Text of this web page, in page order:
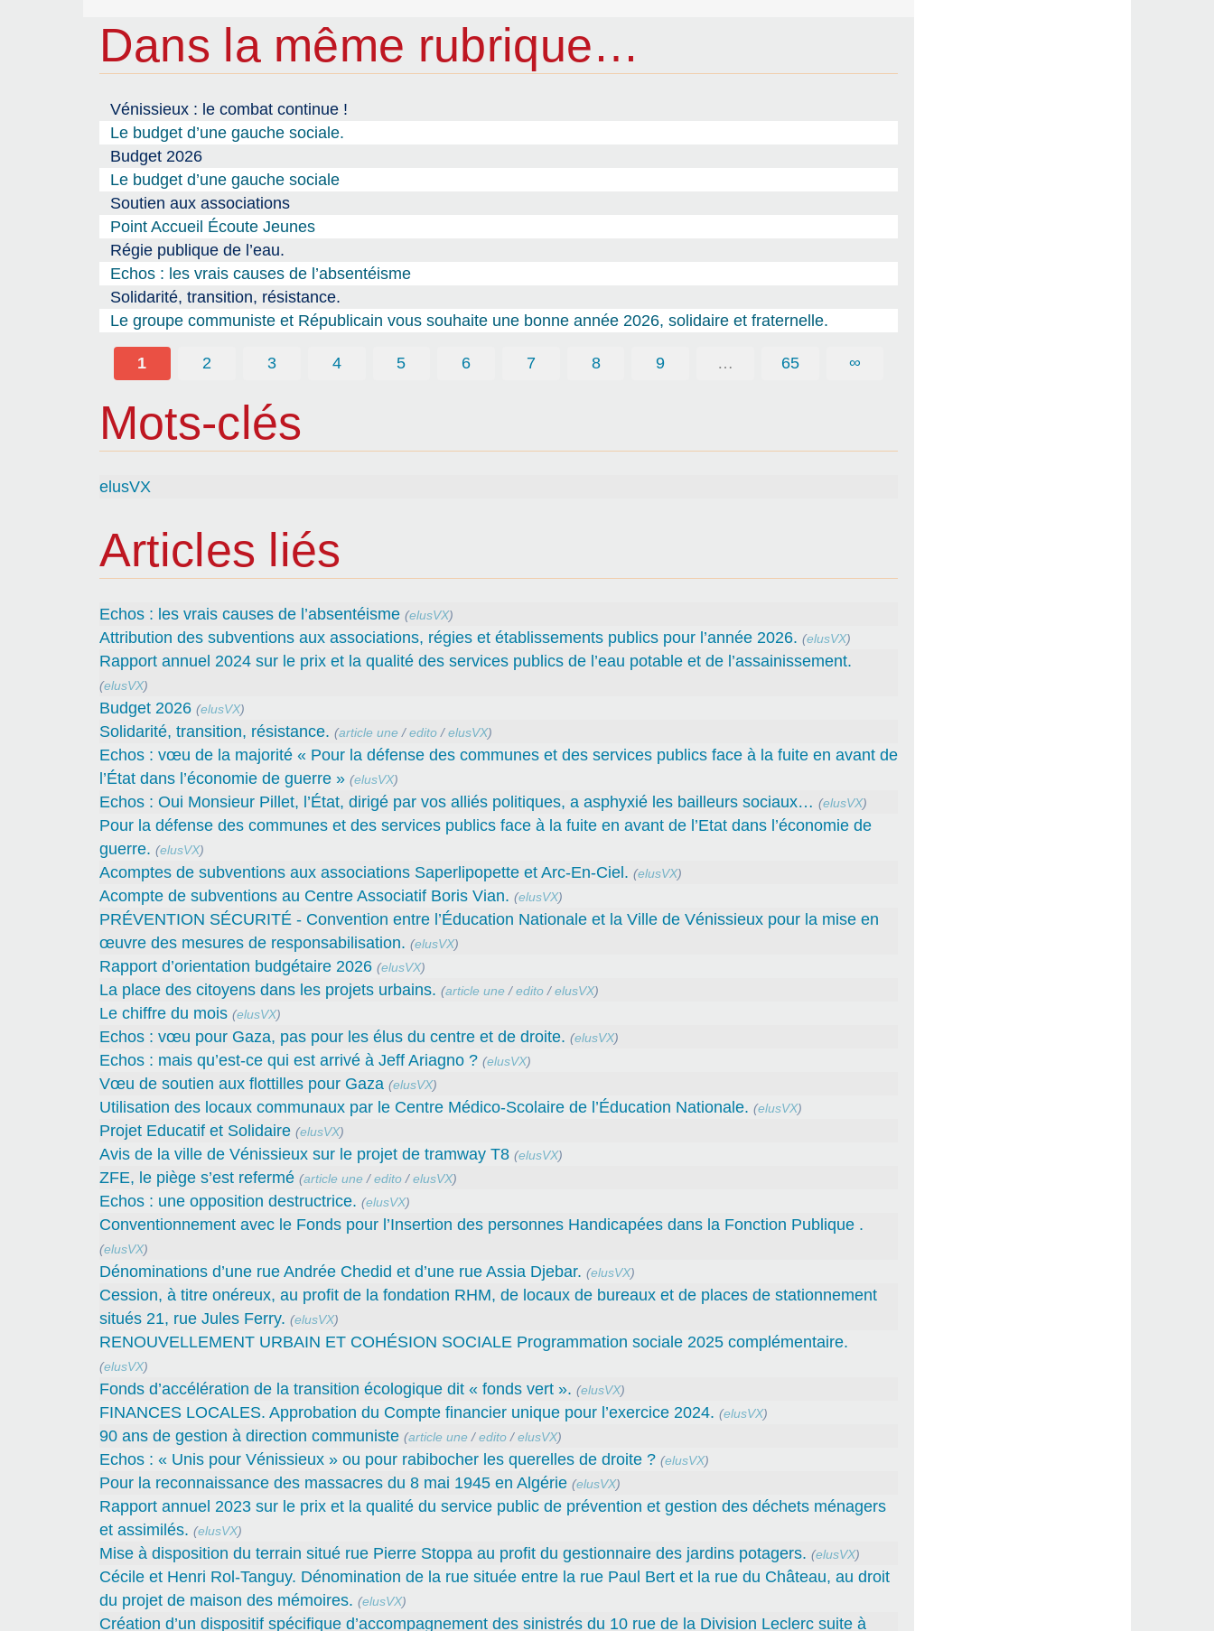
Dans la même rubrique…
Vénissieux : le combat continue !
Le budget d’une gauche sociale.
Budget 2026
Le budget d’une gauche sociale
Soutien aux associations
Point Accueil Écoute Jeunes
Régie publique de l’eau.
Echos : les vrais causes de l’absentéisme
Solidarité, transition, résistance.
Le groupe communiste et Républicain vous souhaite une bonne année 2026, solidaire et fraternelle.
1 2 3 4 5 6 7 8 9 … 65 ∞
Mots-clés
elusVX
Articles liés
Echos : les vrais causes de l’absentéisme (elusVX)
Attribution des subventions aux associations, régies et établissements publics pour l’année 2026. (elusVX)
Rapport annuel 2024 sur le prix et la qualité des services publics de l’eau potable et de l’assainissement.
(elusVX)
Budget 2026 (elusVX)
Solidarité, transition, résistance. (article une/edito/elusVX)
Echos : vœu de la majorité « Pour la défense des communes et des services publics face à la fuite en avant de
l’État dans l’économie de guerre » (elusVX)
Echos : Oui Monsieur Pillet, l’État, dirigé par vos alliés politiques, a asphyxié les bailleurs sociaux… (elusVX)
Pour la défense des communes et des services publics face à la fuite en avant de l’Etat dans l’économie de
guerre. (elusVX)
Acomptes de subventions aux associations Saperlipopette et Arc-En-Ciel. (elusVX)
Acompte de subventions au Centre Associatif Boris Vian. (elusVX)
PRÉVENTION SÉCURITÉ - Convention entre l’Éducation Nationale et la Ville de Vénissieux pour la mise en
œuvre des mesures de responsabilisation. (elusVX)
Rapport d’orientation budgétaire 2026 (elusVX)
La place des citoyens dans les projets urbains. (article une/edito/elusVX)
Le chiffre du mois (elusVX)
Echos : vœu pour Gaza, pas pour les élus du centre et de droite. (elusVX)
Echos : mais qu’est-ce qui est arrivé à Jeff Ariagno ? (elusVX)
Vœu de soutien aux flottilles pour Gaza (elusVX)
Utilisation des locaux communaux par le Centre Médico-Scolaire de l’Éducation Nationale. (elusVX)
Projet Educatif et Solidaire (elusVX)
Avis de la ville de Vénissieux sur le projet de tramway T8 (elusVX)
ZFE, le piège s’est refermé (article une/edito/elusVX)
Echos : une opposition destructrice. (elusVX)
Conventionnement avec le Fonds pour l’Insertion des personnes Handicapées dans la Fonction Publique .
(elusVX)
Dénominations d’une rue Andrée Chedid et d’une rue Assia Djebar. (elusVX)
Cession, à titre onéreux, au profit de la fondation RHM, de locaux de bureaux et de places de stationnement
situés 21, rue Jules Ferry. (elusVX)
RENOUVELLEMENT URBAIN ET COHÉSION SOCIALE Programmation sociale 2025 complémentaire.
(elusVX)
Fonds d’accélération de la transition écologique dit « fonds vert ». (elusVX)
FINANCES LOCALES. Approbation du Compte financier unique pour l’exercice 2024. (elusVX)
90 ans de gestion à direction communiste (article une/edito/elusVX)
Echos : « Unis pour Vénissieux » ou pour rabibocher les querelles de droite ? (elusVX)
Pour la reconnaissance des massacres du 8 mai 1945 en Algérie (elusVX)
Rapport annuel 2023 sur le prix et la qualité du service public de prévention et gestion des déchets ménagers
et assimilés. (elusVX)
Mise à disposition du terrain situé rue Pierre Stoppa au profit du gestionnaire des jardins potagers. (elusVX)
Cécile et Henri Rol-Tanguy. Dénomination de la rue située entre la rue Paul Bert et la rue du Château, au droit
du projet de maison des mémoires. (elusVX)
Création d’un dispositif spécifique d’accompagnement des sinistrés du 10 rue de la Division Leclerc suite à